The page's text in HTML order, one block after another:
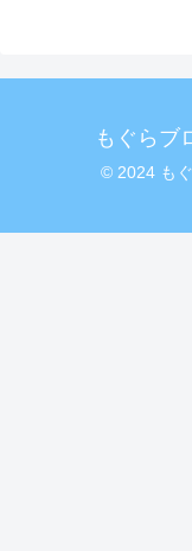
もぐらブ
© 2024 も